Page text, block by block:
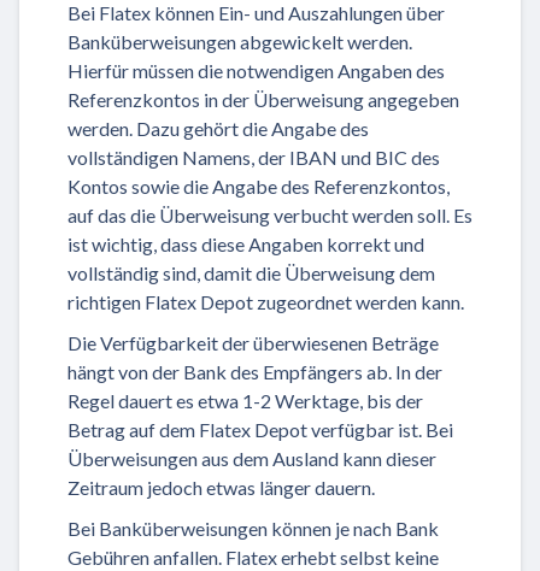
Bei Flatex können Ein- und Auszahlungen über
Banküberweisungen abgewickelt werden.
Hierfür müssen die notwendigen Angaben des
Referenzkontos in der Überweisung angegeben
werden. Dazu gehört die Angabe des
vollständigen Namens, der IBAN und BIC des
Kontos sowie die Angabe des Referenzkontos,
auf das die Überweisung verbucht werden soll. Es
ist wichtig, dass diese Angaben korrekt und
vollständig sind, damit die Überweisung dem
richtigen Flatex Depot zugeordnet werden kann.
Die Verfügbarkeit der überwiesenen Beträge
hängt von der Bank des Empfängers ab. In der
Regel dauert es etwa 1-2 Werktage, bis der
Betrag auf dem Flatex Depot verfügbar ist. Bei
Überweisungen aus dem Ausland kann dieser
Zeitraum jedoch etwas länger dauern.
Bei Banküberweisungen können je nach Bank
Gebühren anfallen. Flatex erhebt selbst keine